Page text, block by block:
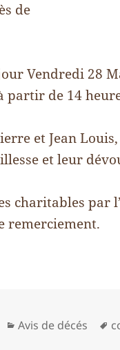
de
Vendredi 28
partir de 14
et Jean
et leur
charitables par
remerciement.
Catégories
Avis de décés